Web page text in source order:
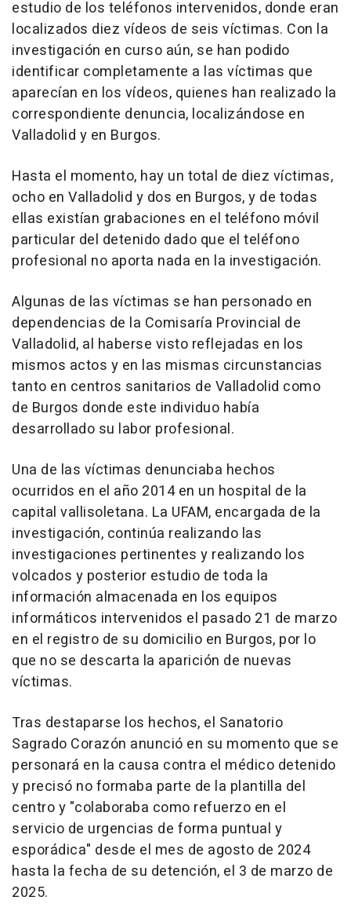
estudio de los teléfonos intervenidos, donde eran
localizados diez vídeos de seis víctimas. Con la
investigación en curso aún, se han podido
identificar completamente a las víctimas que
aparecían en los vídeos, quienes han realizado la
correspondiente denuncia, localizándose en
Valladolid y en Burgos.
Hasta el momento, hay un total de diez víctimas,
ocho en Valladolid y dos en Burgos, y de todas
ellas existían grabaciones en el teléfono móvil
particular del detenido dado que el teléfono
profesional no aporta nada en la investigación.
Algunas de las víctimas se han personado en
dependencias de la Comisaría Provincial de
Valladolid, al haberse visto reflejadas en los
mismos actos y en las mismas circunstancias
tanto en centros sanitarios de Valladolid como
de Burgos donde este individuo había
desarrollado su labor profesional.
Una de las víctimas denunciaba hechos
ocurridos en el año 2014 en un hospital de la
capital vallisoletana. La UFAM, encargada de la
investigación, continúa realizando las
investigaciones pertinentes y realizando los
volcados y posterior estudio de toda la
información almacenada en los equipos
informáticos intervenidos el pasado 21 de marzo
en el registro de su domicilio en Burgos, por lo
que no se descarta la aparición de nuevas
víctimas.
Tras destaparse los hechos, el Sanatorio
Sagrado Corazón anunció en su momento que se
personará en la causa contra el médico detenido
y precisó no formaba parte de la plantilla del
centro y "colaboraba como refuerzo en el
servicio de urgencias de forma puntual y
esporádica" desde el mes de agosto de 2024
hasta la fecha de su detención, el 3 de marzo de
2025.